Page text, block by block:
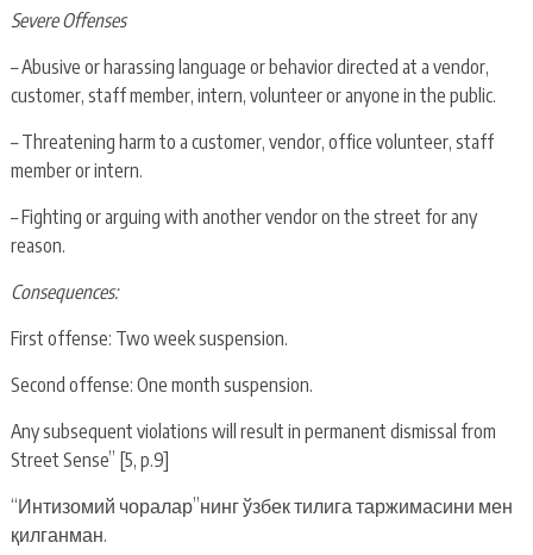
Severe Offenses
– Abusive or harassing language or behavior directed at a vendor,
customer, staff member, intern, volunteer or anyone in the public.
– Threatening harm to a customer, vendor, office volunteer, staff
member or intern.
– Fighting or arguing with another vendor on the street for any
reason.
Consequences:
First offense: Two week suspension.
Second offense: One month suspension.
Any subsequent violations will result in permanent dismissal from
Street Sense” [5, p.9]
“Интизомий чоралар”нинг ўзбек тилига таржимасини мен
қилганман.